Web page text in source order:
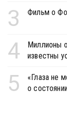
3 Фильм о
4
Миллионы
известны
5
«Глаза не
о